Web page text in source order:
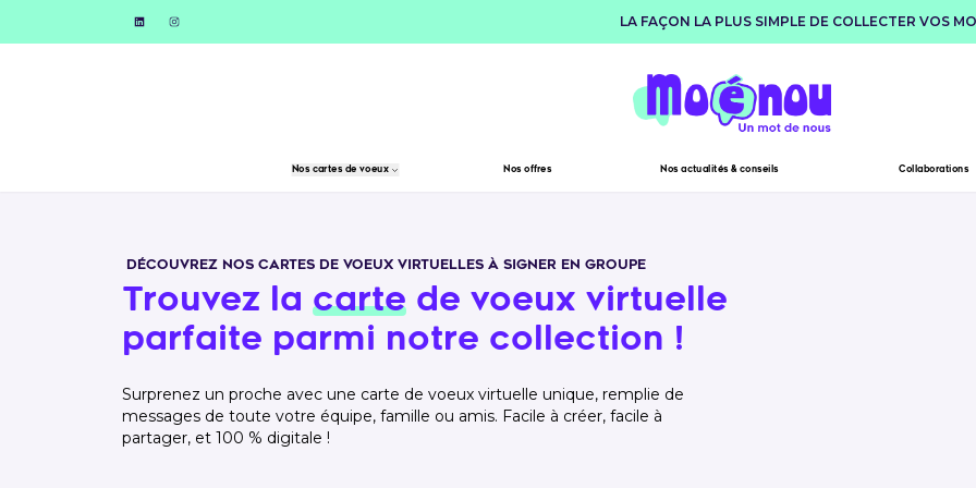
https://www.linkedin.com/company/moénou
https://www.instagram.com/moenou.fr/ LA FAÇON LA PLUS SIMPLE DE COLLECTER VOS
Nos cartes de voeux Nos offres Nos actualités & conseils Collaborations
DÉCOUVREZ NOS CARTES DE VOEUX VIRTUELLES À SIGNER EN GROUPE
Trouvez la carte de voeux virtuelle
parfaite parmi notre collection !
Surprenez un proche avec une carte de voeux virtuelle unique, remplie de
messages de toute votre équipe, famille ou amis. Facile à créer, facile à
partager, et 100 % digitale !